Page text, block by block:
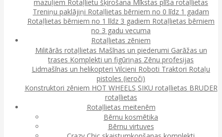
mazuļiem Rotaļlietu šķirošana Mīkstas plīša rotaļlietas
Treniņu paklājiņi Rotaļlietas bērniem no 0 līdz 1 gadam
Rotaļlietas bērniem no 1 līdz 3 gadiem Rotaļlietas bērniem
no 3 gadu vecuma
Rotaļlietas zēniem
Militārās rotaļlietas Mašīnas un piederumi Garāžas un
trases Komplekti un figūriņas Zēnu profesijas
Lidmašīnas un helikopteri Vilcieni Roboti Traktori Rotaļu
pistoles (ieroči)
Konstruktori zēniem HOT WHEELS SIKU rotaļlietas BRUDER
rotaļlietas
Rotaļlietas meitenēm
Bērnu kosmētika
Bērnu virtuves